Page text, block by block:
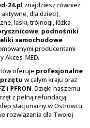
24.pl znajdziesz również
dla dzieci),
laski, trójnogi, łóżka
, podnośniki
samochodowe
producentami
Akces-MED.
oferuje profesjonalne
w całym kraju oraz
i PFRON. Dzięki naszemu
z pełną refundacją.
stacjonarny w Ostrowcu
rozwiązania dla Twojej